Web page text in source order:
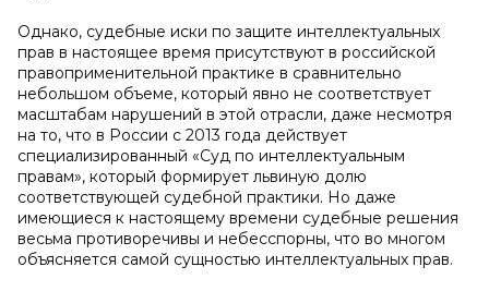
Однако, судебные иски по защите интеллектуальных
прав в настоящее время присутствуют в российской
правоприменительной практике в сравнительно
небольшом объеме, который явно не соответствует
масштабам нарушений в этой отрасли, даже несмотря
на то, что в России с 2013 года действует
специализированный «Суд по интеллектуальным
правам», который формирует львиную долю
соответствующей судебной практики. Но даже
имеющиеся к настоящему времени судебные решения
весьма противоречивы и небесспорны, что во многом
объясняется самой сущностью интеллектуальных прав.